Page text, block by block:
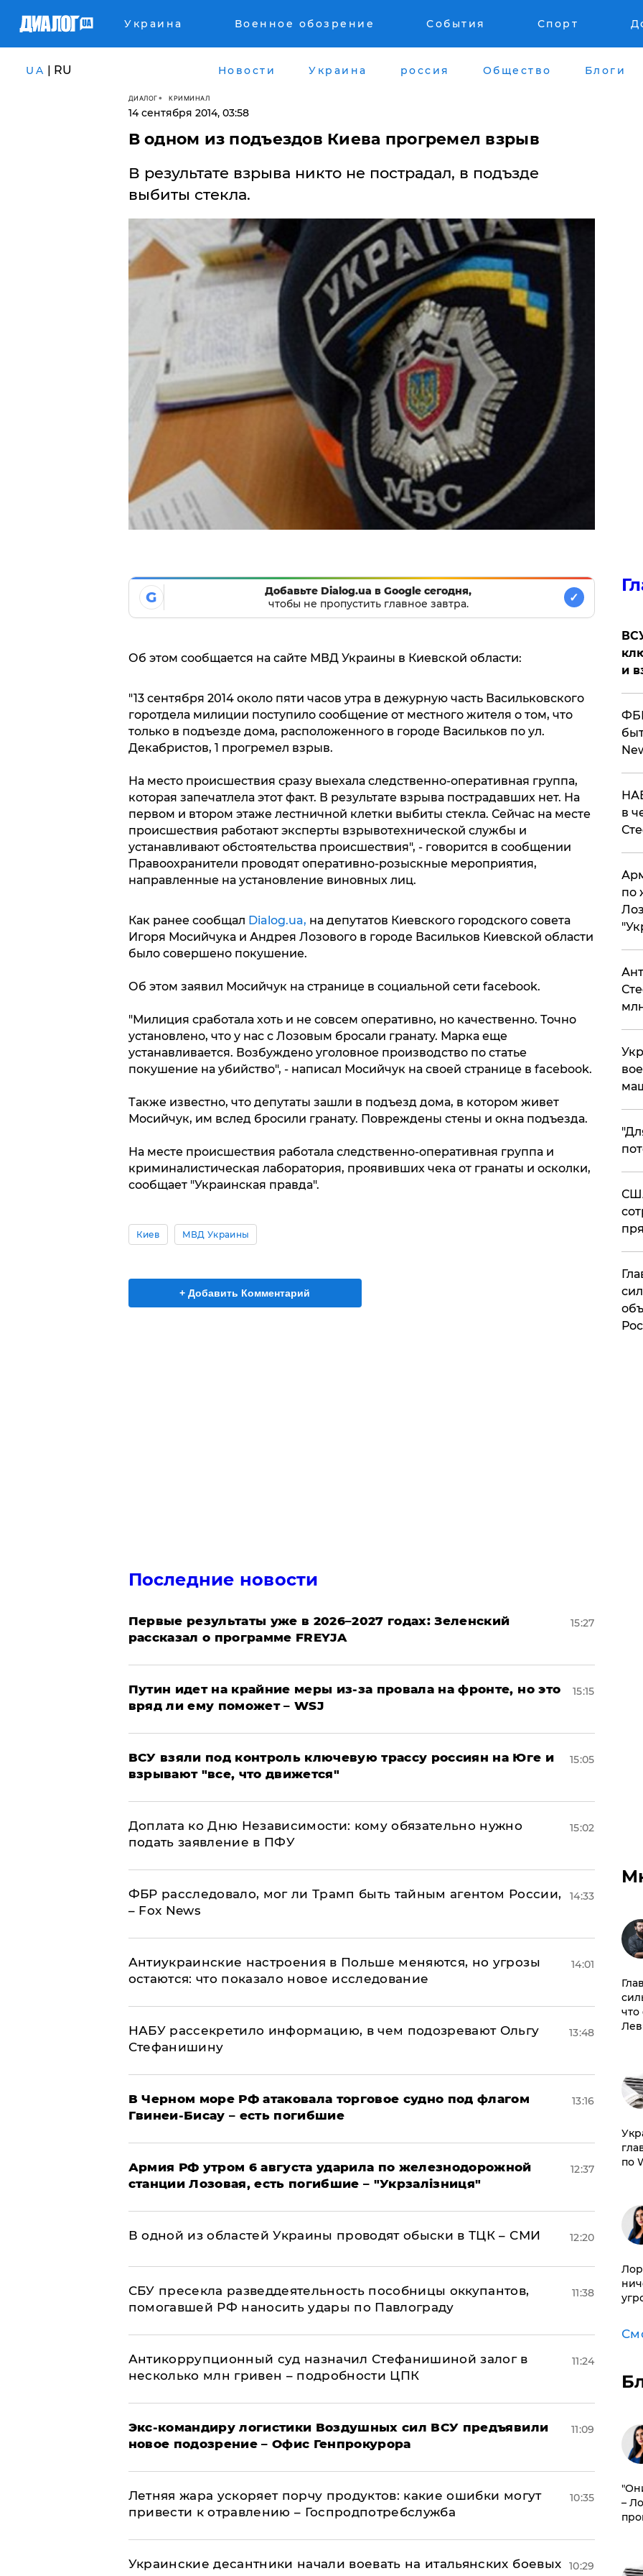
Украина Военное обозрение События Спорт
UA | RU Новости Украина россия Общество Блоги
ДИАЛОГ КРИМИНАЛ
14 сентября 2014, 03:58
В одном из подъездов Киева прогремел взрыв
В результате взрыва никто не пострадал, в подъзде
выбиты стекла.
G
Добавьте Dialog.ua в Google сегодня,
чтобы не пропустить главное завтра.
✓
Об этом сообщается на сайте МВД Украины в Киевской области:
"13 сентября 2014 около пяти часов утра в дежурную часть Васильковского
горотдела милиции поступило сообщение от местного жителя о том, что
только в подъезде дома, расположенного в городе Васильков по ул.
Декабристов, 1 прогремел взрыв.
На место происшествия сразу выехала следственно-оперативная группа,
которая запечатлела этот факт. В результате взрыва пострадавших нет. На
первом и втором этаже лестничной клетки выбиты стекла. Сейчас на месте
происшествия работают эксперты взрывотехнической службы и
устанавливают обстоятельства происшествия", - говорится в сообщении
Правоохранители проводят оперативно-розыскные мероприятия,
направленные на установление виновных лиц.
Как ранее сообщал Dialog.ua, на депутатов Киевского городского совета
Игоря Мосийчука и Андрея Лозового в городе Васильков Киевской области
было совершено покушение.
Об этом заявил Мосийчук на странице в социальной сети facebook.
"Милиция сработала хоть и не совсем оперативно, но качественно. Точно
установлено, что у нас с Лозовым бросали гранату. Марка еще
устанавливается. Возбуждено уголовное производство по статье
покушение на убийство", - написал Мосийчук на своей странице в facebook.
Также известно, что депутаты зашли в подъезд дома, в котором живет
Мосийчук, им вслед бросили гранату. Повреждены стены и окна подъезда.
На месте происшествия работала следственно-оперативная группа и
криминалистическая лаборатория, проявивших чека от гранаты и осколки,
сообщает "Украинская правда".
Киев МВД Украины
+ Добавить Комментарий
Последние новости
Первые результаты уже в 2026–2027 годах: Зеленский
рассказал о программе FREYJA
15:27
Путин идет на крайние меры из-за провала на фронте, но это
вряд ли ему поможет – WSJ
15:15
ВСУ взяли под контроль ключевую трассу россиян на Юге и
взрывают "все, что движется"
15:05
Доплата ко Дню Независимости: кому обязательно нужно
подать заявление в ПФУ
15:02
ФБР расследовало, мог ли Трамп быть тайным агентом России,
– Fox News
14:33
Антиукраинские настроения в Польше меняются, но угрозы
остаются: что показало новое исследование
14:01
НАБУ рассекретило информацию, в чем подозревают Ольгу
Стефанишину
13:48
В Черном море РФ атаковала торговое судно под флагом
Гвинеи-Бисау – есть погибшие
13:16
Армия РФ утром 6 августа ударила по железнодорожной
станции Лозовая, есть погибшие – "Укрзалізниця"
12:37
В одной из областей Украины проводят обыски в ТЦК – СМИ 12:20
СБУ пресекла разведдеятельность пособницы оккупантов,
помогавшей РФ наносить удары по Павлограду
11:38
Антикоррупционный суд назначил Стефанишиной залог в
несколько млн гривен – подробности ЦПК
11:24
Экс-командиру логистики Воздушных сил ВСУ предъявили
новое подозрение – Офис Генпрокурора
11:09
Летняя жара ускоряет порчу продуктов: какие ошибки могут
привести к отравлению – Госпродпотребслужба
10:35
Украинские десантники начали воевать на итальянских боевых
10:29
и
в
по
что
по
–